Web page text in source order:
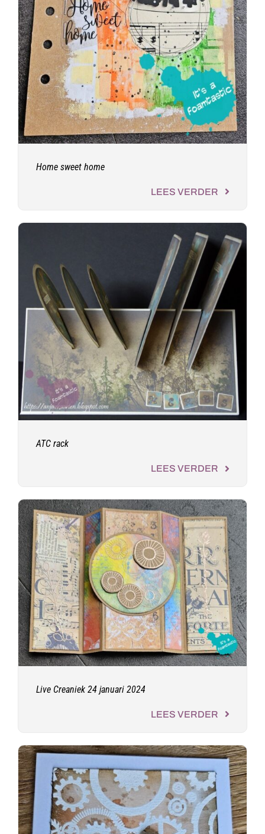
Home sweet home
LEES VERDER
ATC rack
LEES VERDER
Live Creaniek 24 januari 2024
LEES VERDER